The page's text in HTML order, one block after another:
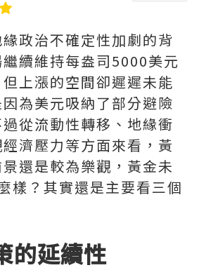
政治不確定性加劇的背
續維持每盎司5000美元
上漲的空間卻遲遲未能
為美元吸納了部分避險
從流動性轉移、地緣衝
濟壓力等方面來看，黃
還是較為樂觀，黃金未
樣？其實還是主要看三個
的延續性